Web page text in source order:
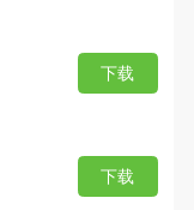
下载
下载